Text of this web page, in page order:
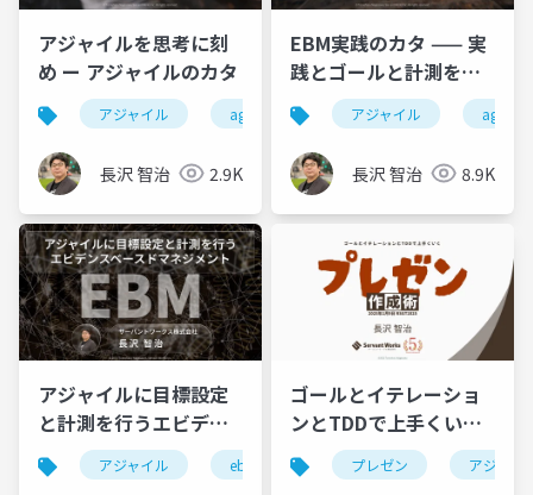
アジャイルを思考に刻
め ー アジャイルのカタ
アジャイル agile アジャイルのカタ
長沢 智治 2.9K
EBM実践のカタ —— 実
践とゴールと計測を結
びつけるアジャイルの
ありたい姿へ
#RSGT2026
アジャイル agile
長沢 智治 8.9K
アジャイルに目標設定
と計測を行うエビデン
スベースドマネジメン
ト
アジャイル ebm agile
ゴールとイテレーショ
ンとTDDで上手くいく
プレゼン作成術
プレゼン アジャイ